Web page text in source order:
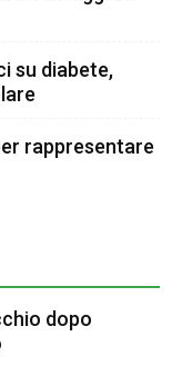
su diabete,
rappresentare
dopo